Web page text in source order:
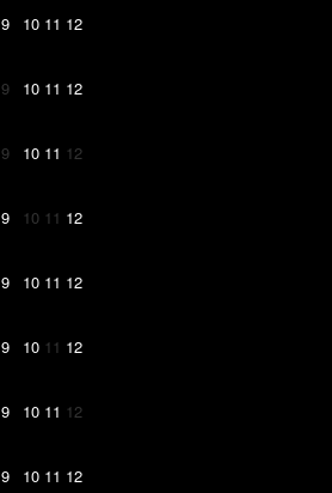
9 10 11 12
9 10 11 12
9 10 11 12
9 10 11 12
9 10 11 12
9 10 11 12
9 10 11 12
9 10 11 12